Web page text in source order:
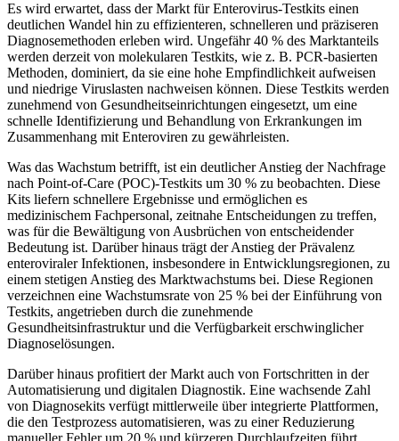
Es wird erwartet, dass der Markt für Enterovirus-Testkits einen
deutlichen Wandel hin zu effizienteren, schnelleren und präziseren
Diagnosemethoden erleben wird. Ungefähr 40 % des Marktanteils
werden derzeit von molekularen Testkits, wie z. B. PCR-basierten
Methoden, dominiert, da sie eine hohe Empfindlichkeit aufweisen
und niedrige Viruslasten nachweisen können. Diese Testkits werden
zunehmend von Gesundheitseinrichtungen eingesetzt, um eine
schnelle Identifizierung und Behandlung von Erkrankungen im
Zusammenhang mit Enteroviren zu gewährleisten.
Was das Wachstum betrifft, ist ein deutlicher Anstieg der Nachfrage
nach Point-of-Care (POC)-Testkits um 30 % zu beobachten. Diese
Kits liefern schnellere Ergebnisse und ermöglichen es
medizinischem Fachpersonal, zeitnahe Entscheidungen zu treffen,
was für die Bewältigung von Ausbrüchen von entscheidender
Bedeutung ist. Darüber hinaus trägt der Anstieg der Prävalenz
enteroviraler Infektionen, insbesondere in Entwicklungsregionen, zu
einem stetigen Anstieg des Marktwachstums bei. Diese Regionen
verzeichnen eine Wachstumsrate von 25 % bei der Einführung von
Testkits, angetrieben durch die zunehmende
Gesundheitsinfrastruktur und die Verfügbarkeit erschwinglicher
Diagnoselösungen.
Darüber hinaus profitiert der Markt auch von Fortschritten in der
Automatisierung und digitalen Diagnostik. Eine wachsende Zahl
von Diagnosekits verfügt mittlerweile über integrierte Plattformen,
die den Testprozess automatisieren, was zu einer Reduzierung